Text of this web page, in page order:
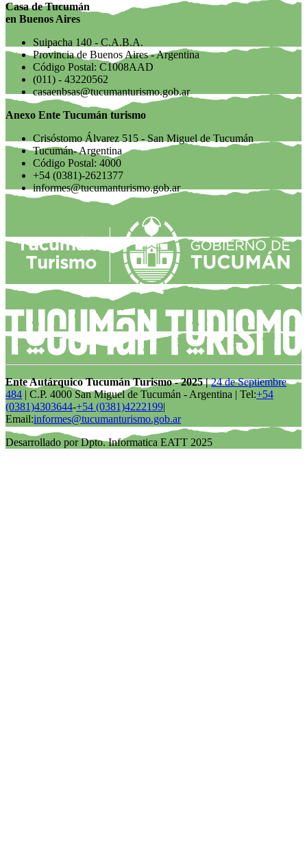
Casa de Tucumán
en Buenos Aires
Suipacha 140 - C.A.B.A.
Provincia de Buenos Aires - Argentina
Código Postal: C1008AAD
(011) - 43220562
casaenbsas@tucumanturismo.gob.ar
Anexo Ente Tucumán turismo
Crisóstomo Álvarez 515 - San Miguel de Tucumán
Tucumán- Argentina
Código Postal: 4000
+54 (0381)-2621377
informes@tucumanturismo.gob.ar
Ente Autárquico Tucumán Turismo - 2025 |24 de Septiembre
484 | C.P. 4000 San Miguel de Tucumán - Argentina | Tel:+54
(0381)4303644-+54 (0381)4222199|
Email:informes@tucumanturismo.gob.ar
Desarrollado por Dpto. Informatica EATT 2025